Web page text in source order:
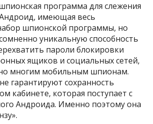
программа для слежения
имеющая весь
шпионской программы, но
уникальную способность
пароли блокировки
ящиков и социальных сетей,
многим мобильным шпионам.
гарантируют сохранность
кабинете, которая поступает с
Андроида. Именно поэтому она